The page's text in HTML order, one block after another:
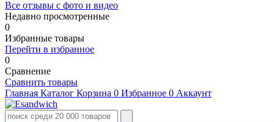
Все отзывы c фото и видео
Недавно просмотренные
0
Избранные товары
Перейти в избранное
0
Сравнение
Сравнить товары
Главная Каталог Корзина 0 Избранное 0 Аккаунт